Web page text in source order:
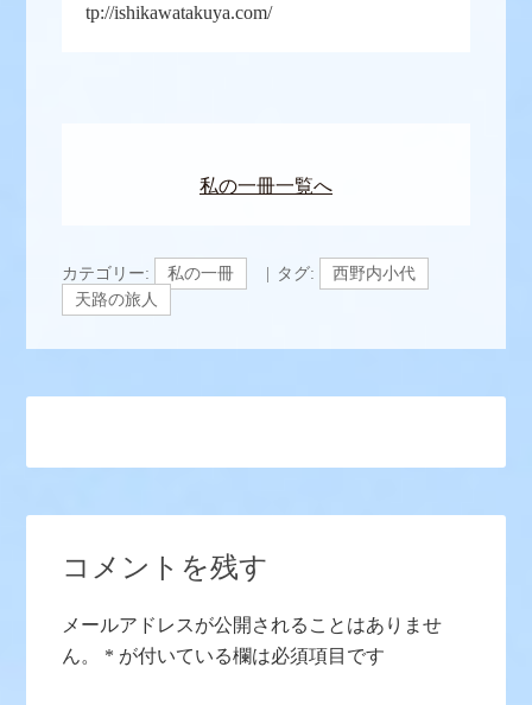
tp://ishikawatakuya.com/
私の一冊一覧へ
カテゴリー: 私の一冊 タグ:
西野内小代
天路の旅人
コメントを残す
メールアドレスが公開されることはありませ
ん。
* が付いている欄は必須項目です